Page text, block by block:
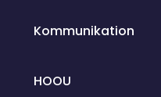
Kommunikation
HOOU